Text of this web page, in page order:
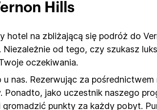
Hills
hotel na zbliżającą się podróż do
od tego, czy szukasz
oczekiwania.
nas. Rezerwując za
jako uczestnik naszego
punkty za każdy pobyt.